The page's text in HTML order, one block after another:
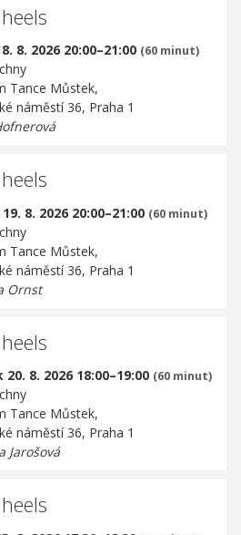
8. 2026 20:00–21:00 (60 minut)
Tance Můstek,
náměstí 36, Praha 1
8. 2026 20:00–21:00 (60 minut)
Tance Můstek,
náměstí 36, Praha 1
Ornst
8. 2026 18:00–19:00 (60 minut)
Tance Můstek,
náměstí 36, Praha 1
Jarošová